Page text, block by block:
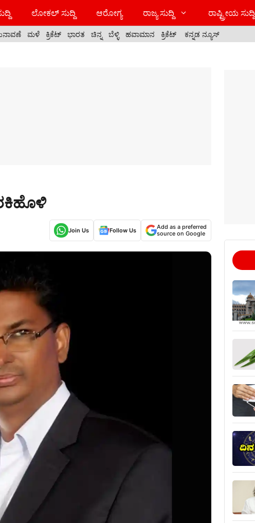
ಲೋಕಲ್ ಸುದ್ದಿ ಆರೋಗ್ಯ ರಾಜ್ಯ ಸುದ್ದಿ ರಾಷ್ಟ್ರೀಯ ಸುದ್ದಿ
ಮಳೆ ಕ್ರಿಕೆಟ್ ಭಾರತ ಚಿನ್ನ ಬೆಳ್ಳಿ ಹವಾಮಾನ ಕ್ರಿಕೆಟ್ ಕನ್ನಡ ನ್ಯೂಸ್
Join Us Follow Us
Add as a preferred
source on Google